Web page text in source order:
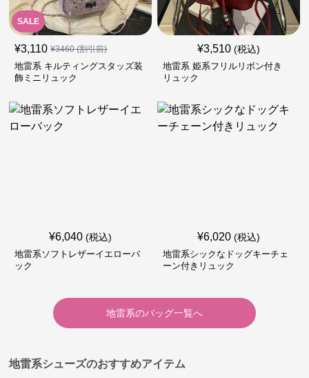
SALE
¥3,110 ¥3460(割引前)
地雷系 キルティングスタッズ装
飾ミニリュック
¥3,510 (税込)
地雷系 姫系フリルリボン付き
リュック
¥6,040 (税込)
地雷系ソフトレザーイエローバ
ック
¥6,020 (税込)
地雷系シックなドッグキーチェ
ーン付きリュック
地雷系のバッグ一覧へ
地雷系シューズのおすすめアイテム